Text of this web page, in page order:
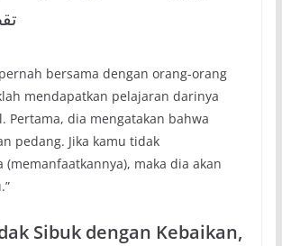
bersama dengan orang-orang
mendapatkan pelajaran darinya
Pertama, dia mengatakan bahwa
pedang. Jika kamu tidak
(memanfaatkannya), maka dia akan
Sibuk dengan Kebaikan,